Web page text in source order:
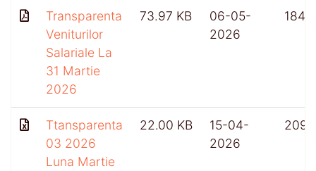
Transparenta
Veniturilor
Salariale La
31 Martie
2026
73.97 KB
06-05-
2026
184
Ttansparenta
03 2026
Luna Martie
22.00 KB
15-04-
2026
209